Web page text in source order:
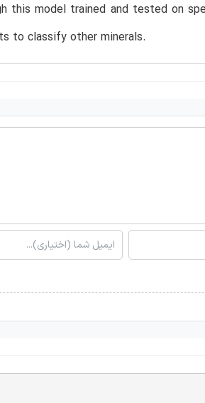
this model trained and tested on
to classify other minerals.